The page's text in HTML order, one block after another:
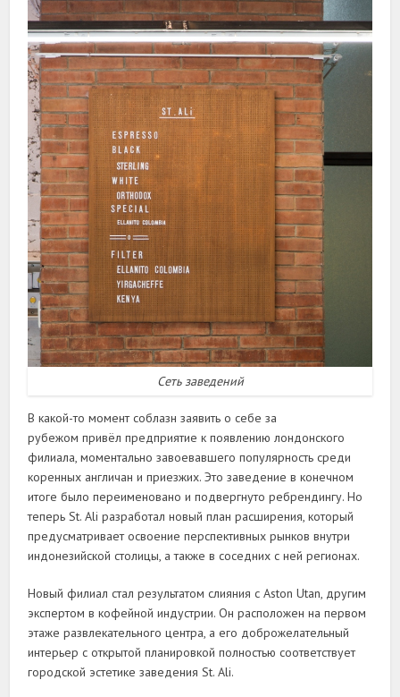
Сеть заведений
В какой-то момент соблазн заявить о себе за
рубежом привёл предприятие к появлению лондонского
филиала, моментально завоевавшего популярность среди
коренных англичан и приезжих. Это заведение в конечном
итоге было переименовано и подвергнуто ребрендингу. Но
теперь St. Ali разработал новый план расширения, который
предусматривает освоение перспективных рынков внутри
индонезийской столицы, а также в соседних с ней регионах.
Новый филиал стал результатом слияния с Aston Utan, другим
экспертом в кофейной индустрии. Он расположен на первом
этаже развлекательного центра, а его доброжелательный
интерьер с открытой планировкой полностью соответствует
городской эстетике заведения St. Ali.